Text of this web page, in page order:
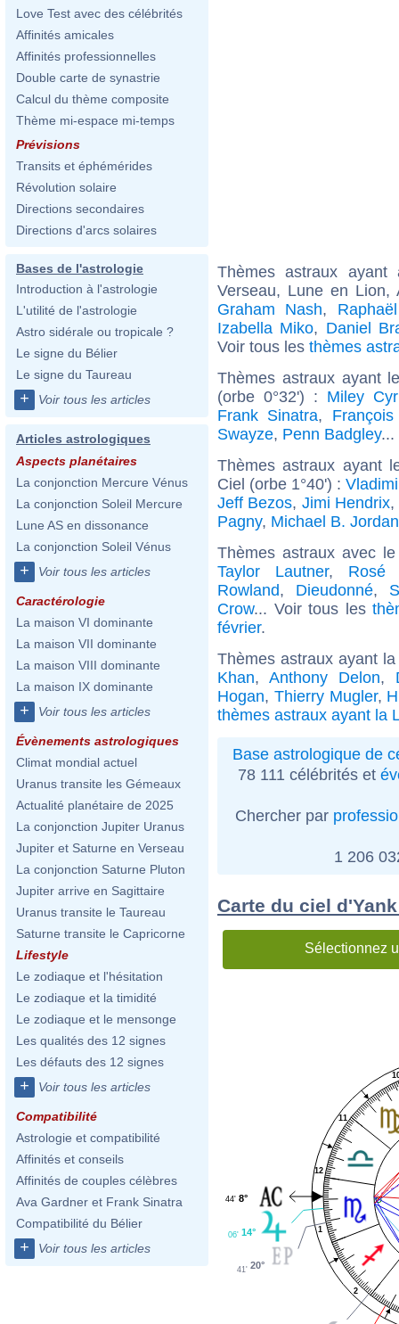
Love Test avec des célébrités
Affinités amicales
Affinités professionnelles
Double carte de synastrie
Calcul du thème composite
Thème mi-espace mi-temps
Prévisions
Transits et éphémérides
Révolution solaire
Directions secondaires
Directions d'arcs solaires
Bases de l'astrologie
Introduction à l'astrologie
L'utilité de l'astrologie
Astro sidérale ou tropicale ?
Le signe du Bélier
Le signe du Taureau
+ Voir tous les articles
Articles astrologiques
Aspects planétaires
La conjonction Mercure Vénus
La conjonction Soleil Mercure
Lune AS en dissonance
La conjonction Soleil Vénus
+ Voir tous les articles
Caractérologie
La maison VI dominante
La maison VII dominante
La maison VIII dominante
La maison IX dominante
+ Voir tous les articles
Évènements astrologiques
Climat mondial actuel
Uranus transite les Gémeaux
Actualité planétaire de 2025
La conjonction Jupiter Uranus
Jupiter et Saturne en Verseau
La conjonction Saturne Pluton
Jupiter arrive en Sagittaire
Uranus transite le Taureau
Saturne transite le Capricorne
Lifestyle
Le zodiaque et l'hésitation
Le zodiaque et la timidité
Le zodiaque et le mensonge
Les qualités des 12 signes
Les défauts des 12 signes
+ Voir tous les articles
Compatibilité
Astrologie et compatibilité
Affinités et conseils
Affinités de couples célèbres
Ava Gardner et Frank Sinatra
Compatibilité du Bélier
+ Voir tous les articles
Thèmes astraux
Verseau, Lune en
Graham Nash,
Izabella Miko, Daniel
Voir tous les thèmes
Thèmes astraux ayant
(orbe 0°32') : Miley
Frank Sinatra,
Swayze, Penn Badgley...
Thèmes astraux ayant
Ciel (orbe 1°40') :
Jeff Bezos, Jimi Hendrix,
Pagny, Michael B. Jordan
Thèmes astraux avec
Taylor Lautner, Rosé
Rowland, Dieudonné,
Crow... Voir tous les
février.
Thèmes astraux ayant
Khan, Anthony Delon,
Hogan, Thierry Mugler,
thèmes astraux ayant la
Base astrologique de
78 111 célébrités et
Chercher par
1 206
Carte du ciel
Sélectionnez
1
2
11
12
8°
44'
14°
06'
20°
41'